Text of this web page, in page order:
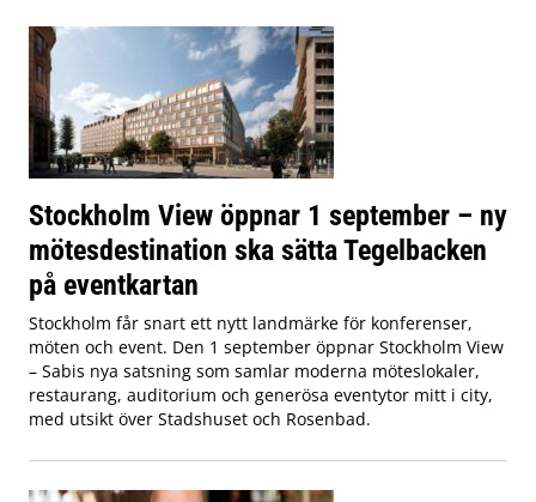
Stockholm View öppnar 1 september – ny
mötesdestination ska sätta Tegelbacken
på eventkartan
Stockholm får snart ett nytt landmärke för konferenser,
möten och event. Den 1 september öppnar Stockholm View
– Sabis nya satsning som samlar moderna möteslokaler,
restaurang, auditorium och generösa eventytor mitt i city,
med utsikt över Stadshuset och Rosenbad.